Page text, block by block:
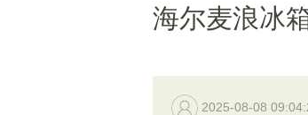
海尔麦浪冰
2025-08-08